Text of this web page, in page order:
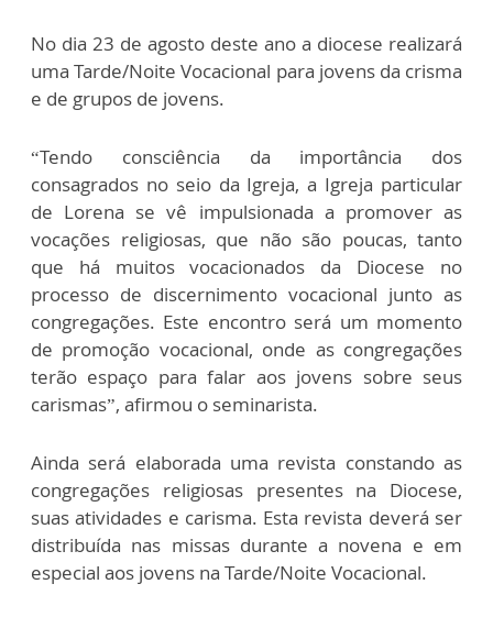
No dia 23 de agosto deste ano a diocese realizará
uma Tarde/Noite Vocacional para jovens da crisma
e de grupos de jovens.
“Tendo consciência da importância dos
consagrados no seio da Igreja, a Igreja particular
de Lorena se vê impulsionada a promover as
vocações religiosas, que não são poucas, tanto
que há muitos vocacionados da Diocese no
processo de discernimento vocacional junto as
congregações. Este encontro será um momento
de promoção vocacional, onde as congregações
terão espaço para falar aos jovens sobre seus
carismas”, afirmou o seminarista.
Ainda será elaborada uma revista constando as
congregações religiosas presentes na Diocese,
suas atividades e carisma. Esta revista deverá ser
distribuída nas missas durante a novena e em
especial aos jovens na Tarde/Noite Vocacional.